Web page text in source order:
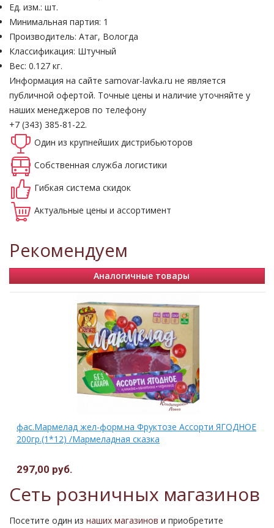
Ед. изм.: шт.
Минимальная партия: 1
Производитель: Атаг, Вологда
Классификация: Штучный
Вес: 0.127 кг.
Информация на сайте samovar-lavka.ru не является
публичной офертой. Точные цены и наличие уточняйте у
наших менеджеров по телефону
+7 (343) 385-81-22.
Один из крупнейших дистрибьюторов
Собственная служба логистики
Гибкая система скидок
Актуальные цены и ассортимент
Рекомендуем
Аналогичные товары
фас.Мармелад жел-форм.на Фруктозе Ассорти ЯГОДНОЕ
200гр.(1*12) /Мармеладная сказка
297,00 руб.
Сеть розничных магазинов
Посетите один из наших магазинов и приобретите